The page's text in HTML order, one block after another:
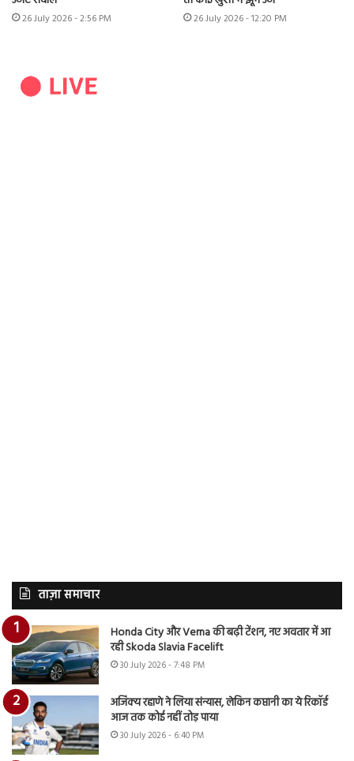
26 July 2026 - 2:56 PM 26 July 2026 - 12:20 PM
ताज़ा समाचार
Honda City और Verna की बढ़ी टेंशन, नए अवतार में आ
रही Skoda Slavia Facelift
30 July 2026 - 7:48 PM
अजिंक्य रहाणे ने लिया संन्यास, लेकिन कप्तानी का ये रिकॉर्ड
आज तक कोई नहीं तोड़ पाया
30 July 2026 - 6:40 PM